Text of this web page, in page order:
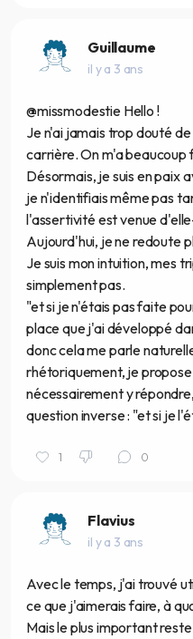
Guillaume
il y a 3 ans
@missmodestie Hello !
Je n'ai jamais trop douté
carrière. On m'a beaucoup
Désormais, je suis en paix
je n'identifiais même pas
l'assertivité est venue
Aujourd'hui, je ne redoute
Je suis mon intuition, mes
simplement pas.
"et si je n'étais pas faite
place que j'ai développé
donc cela me parle
rhétoriquement, je
nécessairement y
question inverse : "et si je
1 0
Flavius
il y a 3 ans
Avec le temps, j'ai trouvé
ce que j'aimerais faire, à
Mais le plus important